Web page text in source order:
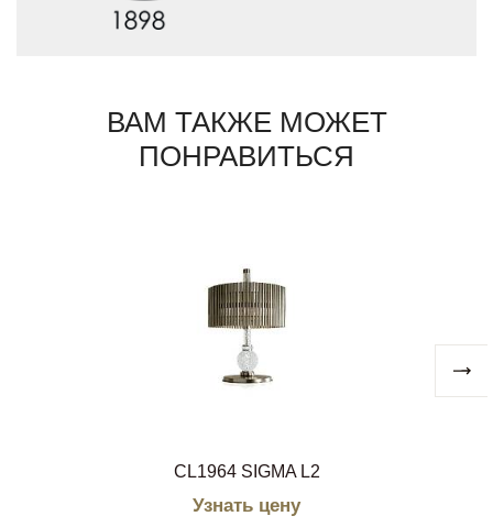
ВАМ ТАКЖЕ МОЖЕТ
ПОНРАВИТЬСЯ
CL1964 SIGMA L2
Узнать цену